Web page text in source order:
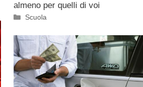
almeno per quelli di voi
Categorie
Scuola